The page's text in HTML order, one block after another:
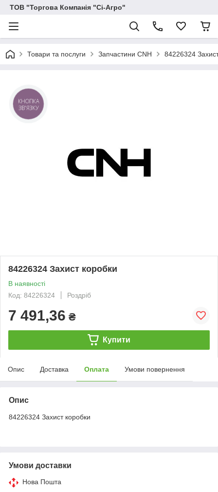
ТОВ "Торгова Компанія "Сі-Агро"
Товари та послуги Запчастини CNH 84226324
84226324 Захист коробки
В наявності
Код: 84226324
Роздріб
7 491,36 ₴
Купити
Опис Доставка Оплата Умови повернення
Опис
84226324 Захист коробки
Умови доставки
Нова Пошта
КНОПКА
ЗВ'ЯЗКУ